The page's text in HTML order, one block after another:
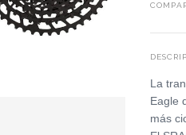
La
Eagle
más